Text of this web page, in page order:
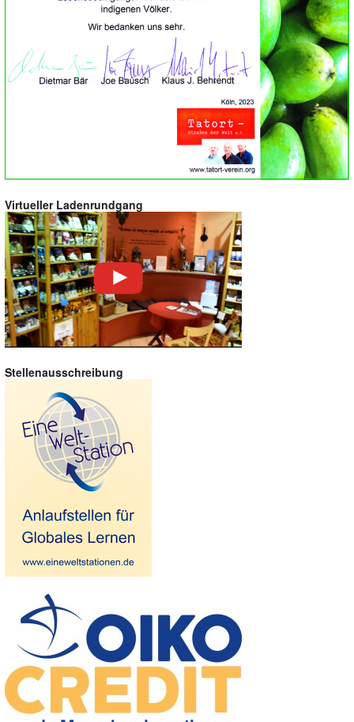
Virtueller Ladenrundgang
Stellenausschreibung